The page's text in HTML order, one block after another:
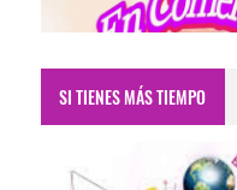
SI TIENES MÁS TIEMPO